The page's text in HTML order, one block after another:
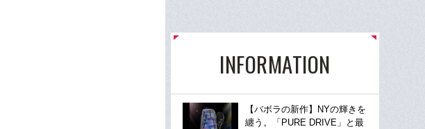
INFORMATION
【バボラの新作】NYの輝きを
纏う。「PURE DRIVE」と最